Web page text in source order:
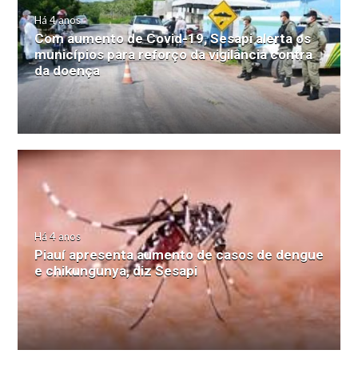
Há 4 anos
Com aumento de Covid-19, Sesapi alerta os
municípios para reforço da vigilância contra
da doença
Há 4 anos
Piauí apresenta aumento de casos de dengue
e chikungunya, diz Sesapi